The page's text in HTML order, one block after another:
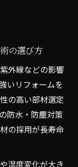
の選び方
外線などの影響
いリフォームを
の高い部材選定
防水・防塵対策
の採用が長寿命
湿度変化が大き